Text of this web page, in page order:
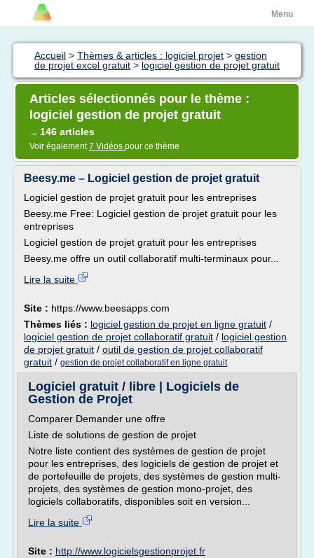
Menu
Accueil > Thèmes & articles : logiciel projet > gestion
de projet excel gratuit > logiciel gestion de projet gratuit
Articles sélectionnés pour le thème :
logiciel gestion de projet gratuit
→ 146 articles
Voir également7 Vidéos pour ce thème
Beesy.me – Logiciel gestion de projet gratuit
Logiciel gestion de projet gratuit pour les entreprises
Beesy.me Free: Logiciel gestion de projet gratuit pour les
entreprises
Logiciel gestion de projet gratuit pour les entreprises
Beesy.me offre un outil collaboratif multi-terminaux pour...
Lire la suite
Site : https://www.beesapps.com
Thèmes liés : logiciel gestion de projet en ligne gratuit /
logiciel gestion de projet collaboratif gratuit / logiciel gestion
de projet gratuit / outil de gestion de projet collaboratif
gratuit / gestion de projet collaboratif en ligne gratuit
Logiciel gratuit / libre | Logiciels de
Gestion de Projet
Comparer Demander une offre
Liste de solutions de gestion de projet
Notre liste contient des systèmes de gestion de projet
pour les entreprises, des logiciels de gestion de projet et
de portefeuille de projets, des systèmes de gestion multi-
projets, des systèmes de gestion mono-projet, des
logiciels collaboratifs, disponibles soit en version...
Lire la suite
Site : http://www.logicielsgestionprojet.fr